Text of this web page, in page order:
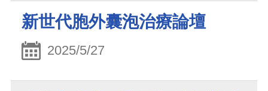
新世代胞外囊泡治療論壇
2025/5/27